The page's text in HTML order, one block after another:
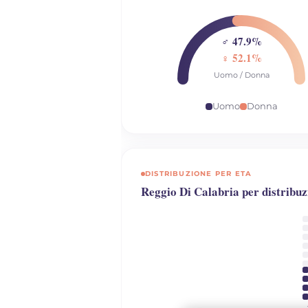
♂ 47.9%
♀ 52.1%
Uomo / Donna
Uomo Donna
DISTRIBUZIONE PER ETA
Reggio Di Calabria per